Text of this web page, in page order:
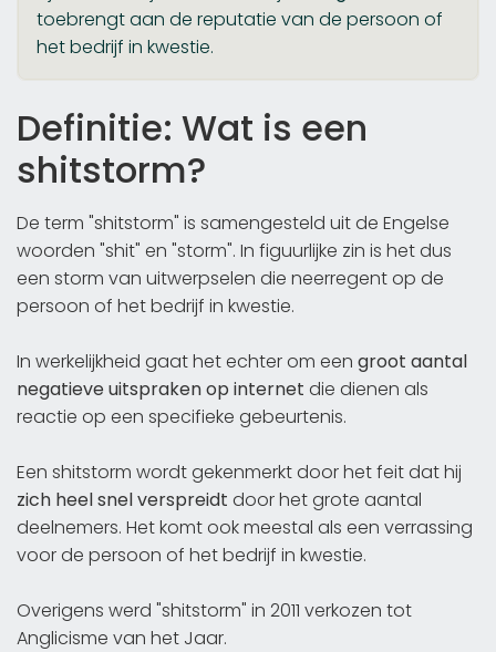
toebrengt aan de reputatie van de persoon of
het bedrijf in kwestie.
Definitie: Wat is een
shitstorm?
De term "shitstorm" is samengesteld uit de Engelse
woorden "shit" en "storm". In figuurlijke zin is het dus
een storm van uitwerpselen die neerregent op de
persoon of het bedrijf in kwestie.
In werkelijkheid gaat het echter om een groot aantal
negatieve uitspraken op internet die dienen als
reactie op een specifieke gebeurtenis.
Een shitstorm wordt gekenmerkt door het feit dat hij
zich heel snel verspreidt door het grote aantal
deelnemers. Het komt ook meestal als een verrassing
voor de persoon of het bedrijf in kwestie.
Overigens werd "shitstorm" in 2011 verkozen tot
Anglicisme van het Jaar.